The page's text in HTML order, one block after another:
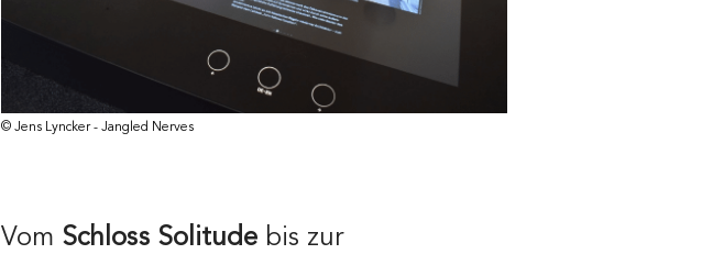
© Jens Lyncker - Jangled Nerves
Vom Schloss Solitude bis zur